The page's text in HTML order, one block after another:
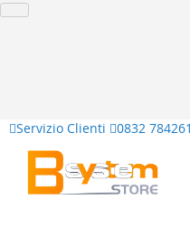
Servizio Clienti
0832 784261